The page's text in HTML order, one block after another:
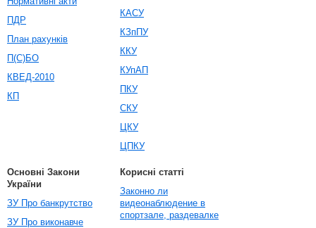
ПДР
План рахунків
П(С)БО
КВЕД-2010
КП
КАСУ
КЗпПУ
ККУ
КУпАП
ПКУ
СКУ
ЦКУ
ЦПКУ
Основні Закони
України
ЗУ Про банкрутство
ЗУ Про виконавче
Корисні статті
Законно ли
видеонаблюдение в
спортзале, раздевалке